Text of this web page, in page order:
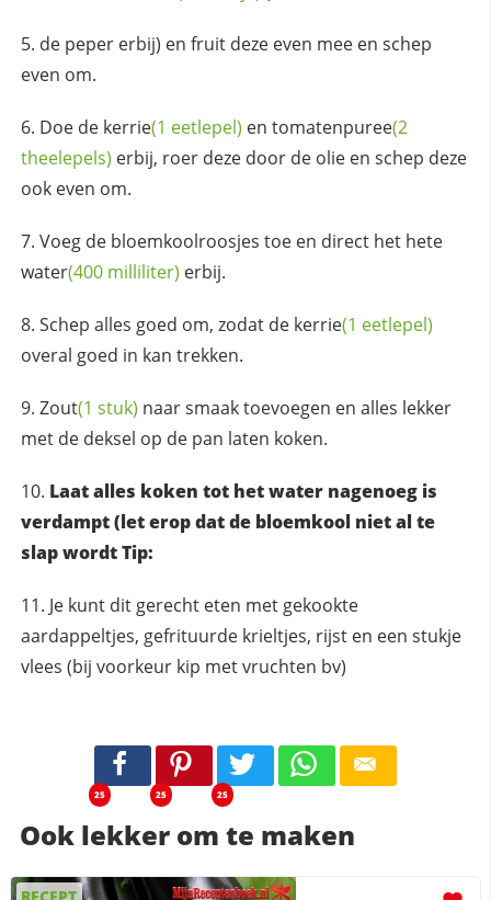
de peper erbij) en fruit deze even mee en schep
even om.
Doe de kerrie(1 eetlepel) en tomatenpuree(2
theelepels) erbij, roer deze door de olie en schep deze
ook even om.
Voeg de bloemkoolroosjes toe en direct het hete
water(400 milliliter) erbij.
Schep alles goed om, zodat de kerrie(1 eetlepel)
overal goed in kan trekken.
Zout(1 stuk) naar smaak toevoegen en alles lekker
met de deksel op de pan laten koken.
Laat alles koken tot het water nagenoeg is
verdampt (let erop dat de bloemkool niet al te
slap wordt Tip:
Je kunt dit gerecht eten met gekookte
aardappeltjes, gefrituurde krieltjes, rijst en een stukje
vlees (bij voorkeur kip met vruchten bv)
25 25 25
Ook lekker om te maken